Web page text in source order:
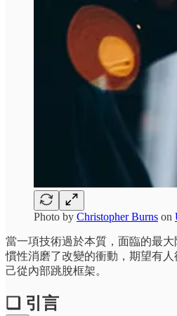
Photo by Christopher Burns on
當一項技術過於本質，面臨的最大
慣性消磨了改變的衝動，期望有
己從內部跳脫框架。
❏ 引言